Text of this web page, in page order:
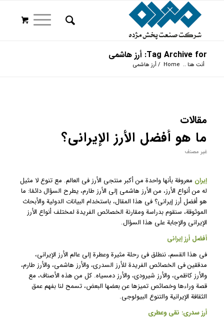
Tag Archive for: أرز هاشمي
أنت هنا .. Home
/ أرز هاشمي
مقالات
ما هو أفضل الأرز الإيراني؟
غير مصنف
إيران معروفة بأنها واحدة من أكبر منتجي الأرز في العالم. مع تنوع لا مثيل
له من أنواع الأرز، من الأرز هاشمي إلى الأرز طارم، يطرح السؤال دائمًا: ما
هو أفضل أرز إيراني؟ في هذا المقال، باستخدام البيانات الدولية والأبحاث
الموثوقة، سنقوم بدراسة ومقارنة الخصائص الفريدة لمختلف أنواع الأرز
الإيراني والإجابة على هذا السؤال.
أفضل أرز إيراني
في هذا القسم، ننطلق في رحلة مثيرة وعطرة إلى عالم الأرز الإيراني،
مدققين في الخصائص الفريدة للأرز السدري، والأرز هاشمي، والأرز طارم،
والأرز كاظمي، والأرز شيرودي، والأرز دمسياه. كل من هذه الأصناف، مع
قصة وراءها وخصائص تميزها عن بعضها البعض، تسمح لنا بفهم عمق
الثقافة الإيرانية والتنوع البيولوجي.
أرز سدري: نقي وعطري